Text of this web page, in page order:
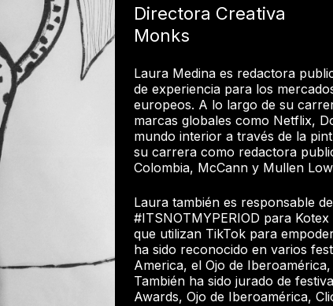
Directora Creativa
Monks
Laura Medina es redactora
de experiencia para los
europeos. A lo largo de su
marcas globales como Netflix,
mundo interior a través de la
su carrera como redactora
Colombia, McCann y Mullen
Laura también es responsable
#ITSNOTMYPERIOD para
que utilizan TikTok para
ha sido reconocido en varios
America, el Ojo de
También ha sido jurado de
Awards, Ojo de Iberoamérica,